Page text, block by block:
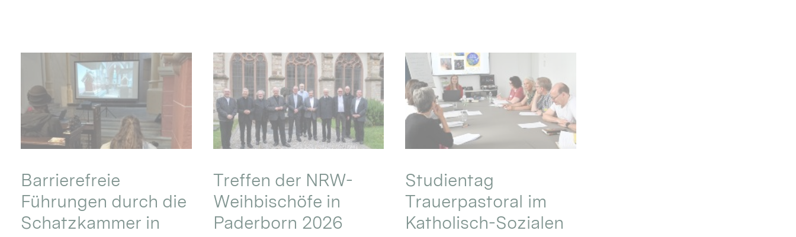
Barrierefreie
Führungen durch die
Schatzkammer in
Treffen der NRW-
Weihbischöfe in
Paderborn 2026
Studientag
Trauerpastoral im
Katholisch-Sozialen